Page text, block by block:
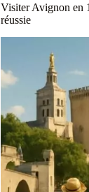
Visiter Avignon en
réussie